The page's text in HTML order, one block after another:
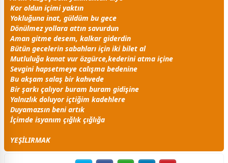
Kor oldun içimi yaktın
Yokluğuna inat, güldüm bugece
Dönülmez yollara attın savurdun
Aman gitme desem, kalkar giderdin
Bütün gecelerin sabahları için iki bilet al
Mutluluğa kanat vur özgürce,kederini atma içine
Sevgini hapsetmeye calışma bedenine
Bu akşam salaş birkahvede
Bir şarkı çalıyor buram buram gidişine
Yalnızlık doluyor içtiğim kadehlere
Duyamazsın beni artık
İçimde isyanım çığlık çığlığa
YEŞİLIRMAK